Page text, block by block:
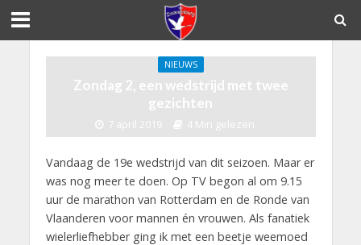
NIEUWS
Zondag 2, een wedstrijd met twee
gezichten
7 april 2019 4 Min gelezen
Vandaag de 19e wedstrijd van dit seizoen. Maar er
was nog meer te doen. Op TV begon al om 9.15
uur de marathon van Rotterdam en de Ronde van
Vlaanderen voor mannen én vrouwen. Als fanatiek
wielerliefhebber ging ik met een beetje weemoed